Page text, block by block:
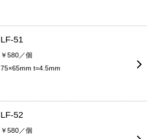
LF-51
￥580／個
75×65mm t=4.5mm
LF-52
￥580／個